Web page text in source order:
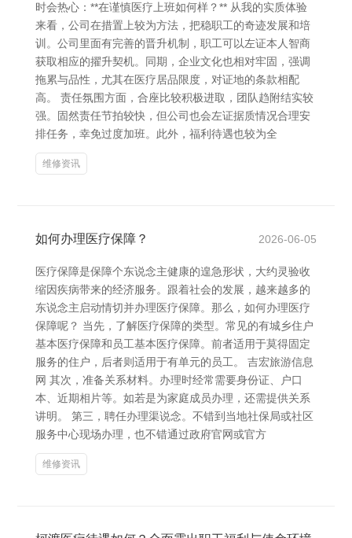
时会热心：**在谨慎医疗上班如何样？** 从我的实质体验
来看，公司在措置上较为方法，把稳职工的奇迹发展和培
训。公司里面有完善的晋升机制，职工可以左证本人智商
获取相应的擢升契机。同期，企业文化也相对牢固，强调
拖累与品性，尤其在医疗居品限度，对证地的条款相配
高。 责任氛围方面，合座比较积极进取，团队趋附结实较
强。固然责任节拍较快，但公司也会左证据质情况合理安
排任务，幸免过度加班。此外，福利待遇也较为全
维修资讯
如何办理医疗保障？ 2026-06-05
医疗保障是保障个东说念主健康的遑急形状，大约灵验收
缩因疾病带来的经济服务。跟着社会的发展，越来越多的
东说念主启动情切并办理医疗保障。那么，如何办理医疗
保障呢？ 当先，了解医疗保障的类型。常见的有城乡住户
基本医疗保障和员工基本医疗保障。前者适用于莫得固定
服务的住户，后者则适用于有单元的员工。 吉宏旅游信息
网 其次，准备关系材料。办理时经常需要身份证、户口
本、近期相片等。如若是为家庭成员办理，还需提供关系
讲明。 第三，聘任办理渠说念。不错到当地社保局或社区
服务中心现场办理，也不错通过政府官网或官方
维修资讯